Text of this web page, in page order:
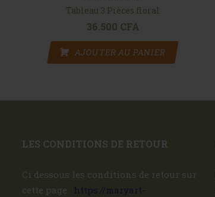
Tableau 3 Pièces floral
36.500 CFA
AJOUTER AU PANIER
LES CONDITIONS DE RETOUR
Ci dessous les conditions de retour sur
cette page: https://maryart-